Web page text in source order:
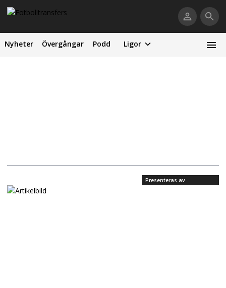
Nyheter Övergångar Podd Ligor
Presenteras av